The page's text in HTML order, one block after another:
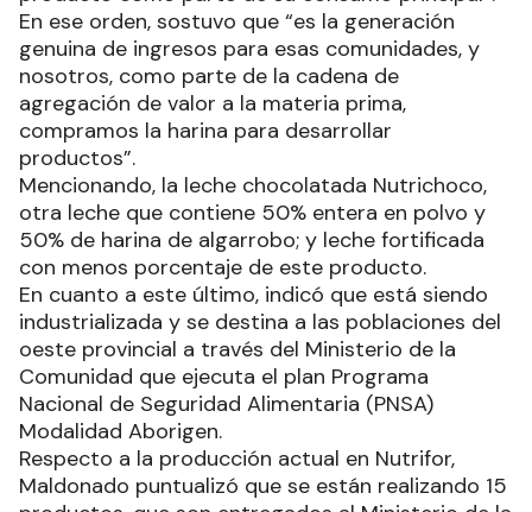
población y otras criollas, que tienen este
producto como parte de su consumo principal”.
En ese orden, sostuvo que “es la generación
genuina de ingresos para esas comunidades, y
nosotros, como parte de la cadena de
agregación de valor a la materia prima,
compramos la harina para desarrollar
productos”.
Mencionando, la leche chocolatada Nutrichoco,
otra leche que contiene 50% entera en polvo y
50% de harina de algarrobo; y leche fortificada
con menos porcentaje de este producto.
En cuanto a este último, indicó que está siendo
industrializada y se destina a las poblaciones del
oeste provincial a través del Ministerio de la
Comunidad que ejecuta el plan Programa
Nacional de Seguridad Alimentaria (PNSA)
Modalidad Aborigen.